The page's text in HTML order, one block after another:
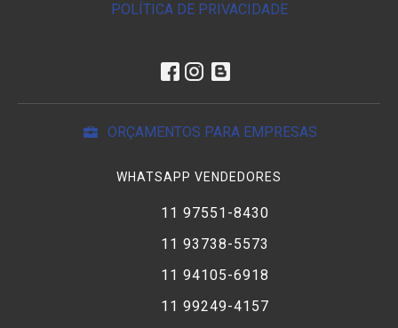
POLÍTICA DE PRIVACIDADE
ORÇAMENTOS PARA EMPRESAS
WHATSAPP VENDEDORES
11 97551-8430
11 93738-5573
11 94105-6918
11 99249-4157